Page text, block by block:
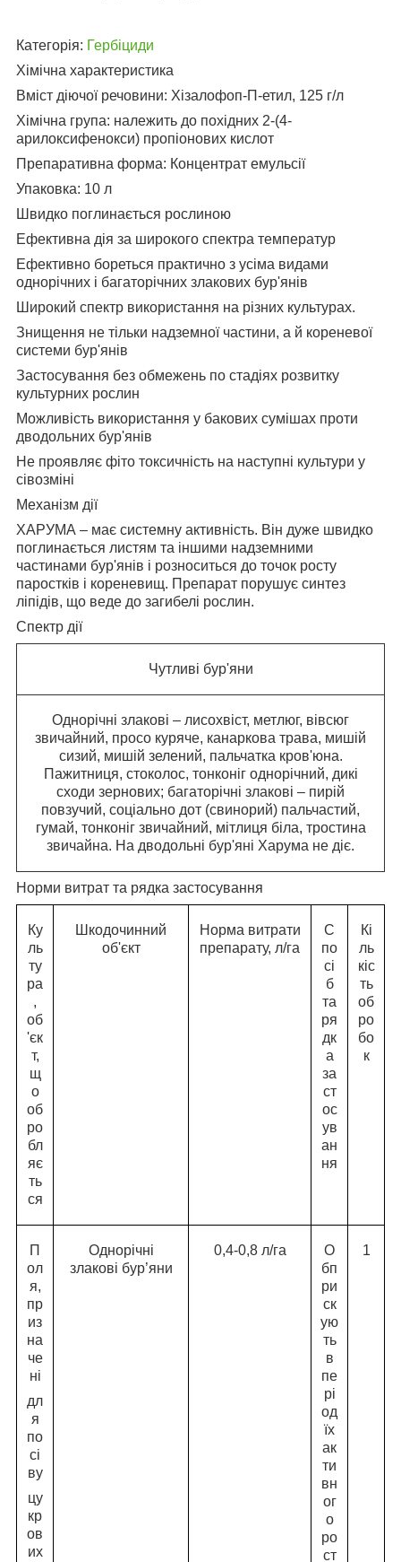
Категорія: Гербіциди
Хімічна характеристика
Вміст діючої речовини: Хізалофоп-П-етил, 125 г/л
Хімічна група: належить до похідних 2-(4-
арилоксифенокси) пропіонових кислот
Препаративна форма: Концентрат емульсії
Упаковка: 10 л
Швидко поглинається рослиною
Ефективна дія за широкого спектра температур
Ефективно бореться практично з усіма видами
однорічних і багаторічних злакових бур'янів
Широкий спектр використання на різних культурах.
Знищення не тільки надземної частини, а й кореневої
системи бур'янів
Застосування без обмежень по стадіях розвитку
культурних рослин
Можливість використання у бакових сумішах проти
дводольних бур'янів
Не проявляє фіто токсичність на наступні культури у
сівозміні
Механізм дії
ХАРУМА – має системну активність. Він дуже швидко
поглинається листям та іншими надземними
частинами бур'янів і розноситься до точок росту
паростків і кореневищ. Препарат порушує синтез
ліпідів, що веде до загибелі рослин.
Спектр дії
Чутливі бур'яни
Однорічні злакові – лисохвіст, метлюг, вівсюг
звичайний, просо куряче, канаркова трава, мишій
сизий, мишій зелений, пальчатка кров'юна.
Пажитниця, стоколос, тонконіг однорічний, дикі
сходи зернових; багаторічні злакові – пирій
повзучий, соціально дот (свинорий) пальчастий,
гумай, тонконіг звичайний, мітлиця біла, тростина
звичайна. На дводольні бур'яні Харума не діє.
Норми витрат та рядка застосування
Ку
ль
ту
ра
,
об
'єк
т,
щ
о
об
ро
бл
яє
ть
ся
Шкодочинний
об'єкт
Норма витрати
препарату, л/га
С
по
сі
б
та
ря
дк
а
за
ст
ос
ув
ан
ня
Кі
ль
кіс
ть
об
ро
бо
к
П
ол
я,
пр
из
на
че
ні
дл
я
по
сі
ву
цу
кр
ов
их
Однорічні
злакові бур’яни
0,4-0,8 л/га
О
бп
ри
ск
ую
ть
в
пе
рі
од
їх
ак
ти
вн
ог
о
ро
ст
1